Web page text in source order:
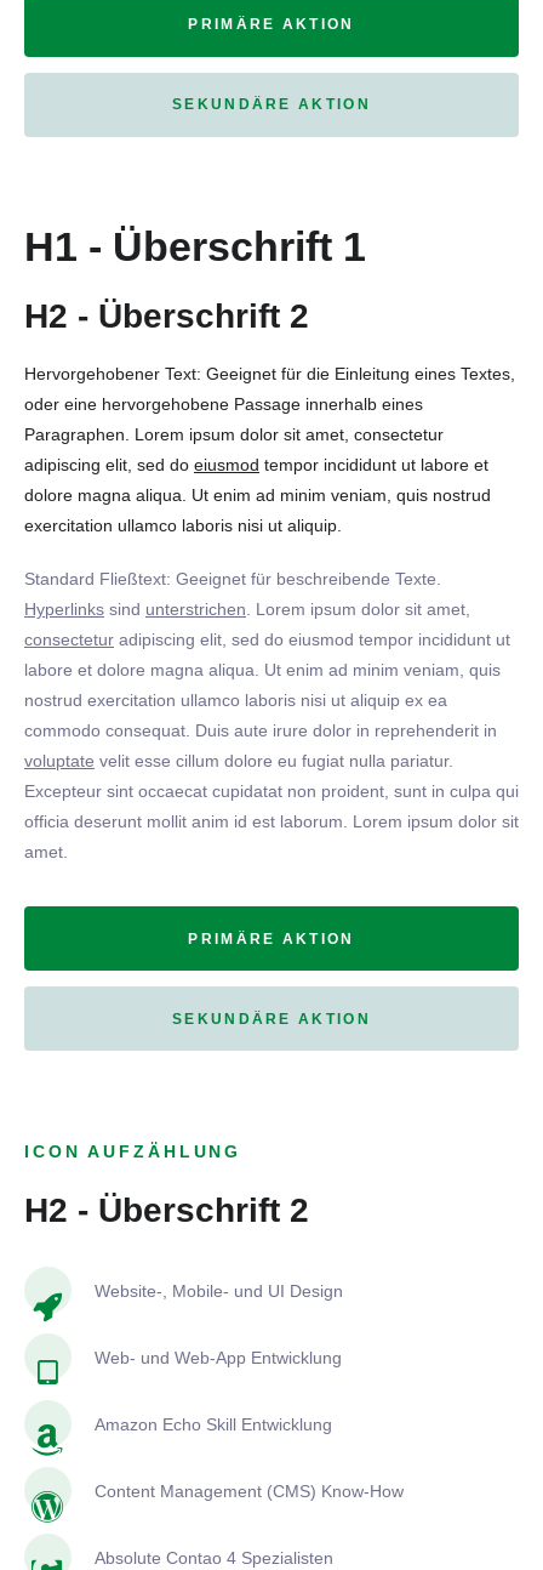
PRIMÄRE AKTION
SEKUNDÄRE AKTION
H1 - Überschrift 1
H2 - Überschrift 2
Hervorgehobener Text: Geeignet für die Einleitung eines Textes,
oder eine hervorgehobene Passage innerhalb eines
Paragraphen. Lorem ipsum dolor sit amet, consectetur
adipiscing elit, sed do eiusmod tempor incididunt ut labore et
dolore magna aliqua. Ut enim ad minim veniam, quis nostrud
exercitation ullamco laboris nisi ut aliquip.
Standard Fließtext: Geeignet für beschreibende Texte.
Hyperlinks sind unterstrichen . Lorem ipsum dolor sit amet,
consectetur adipiscing elit, sed do eiusmod tempor incididunt ut
labore et dolore magna aliqua. Ut enim ad minim veniam, quis
nostrud exercitation ullamco laboris nisi ut aliquip ex ea
commodo consequat. Duis aute irure dolor in reprehenderit in
voluptate velit esse cillum dolore eu fugiat nulla pariatur.
Excepteur sint occaecat cupidatat non proident, sunt in culpa qui
officia deserunt mollit anim id est laborum. Lorem ipsum dolor sit
amet.
PRIMÄRE AKTION
SEKUNDÄRE AKTION
ICON AUFZÄHLUNG
H2 - Überschrift 2
Website-, Mobile- und UI Design
Web- und Web-App Entwicklung
Amazon Echo Skill Entwicklung
Content Management (CMS) Know-How
Absolute Contao 4 Spezialisten